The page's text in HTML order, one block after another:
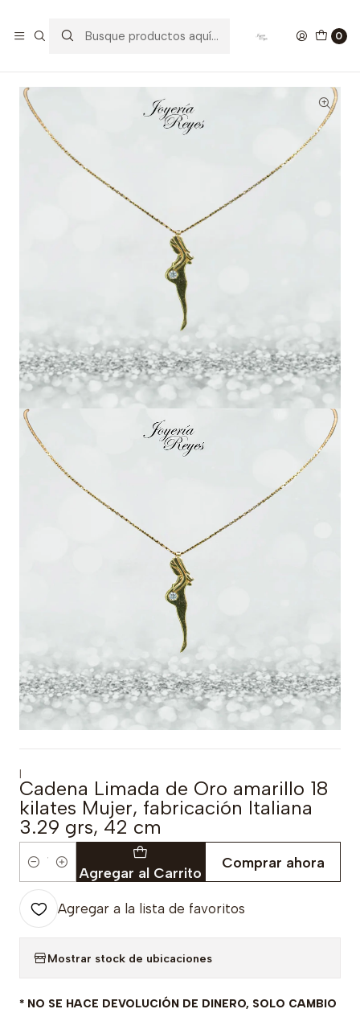
0
Cadena Limada de Oro amarillo 18 kilates Mujer, fabricación
Italiana 3.29 grs, 42 cm
|
Cadena Limada de Oro amarillo 18
kilates Mujer, fabricación Italiana
3.29 grs, 42 cm
Cantidad Agregar al Carrito
Comprar ahora
Agregar a la lista de favoritos
Mostrar stock de ubicaciones
* NO SE HACE DEVOLUCIÓN DE DINERO, SOLO CAMBIO